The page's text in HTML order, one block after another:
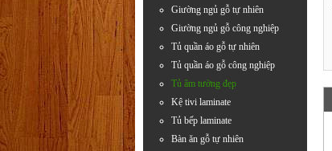
Giường ngủ gỗ tự nhiên
Giường ngủ gỗ công nghiệp
Tủ quần áo gỗ tự nhiên
Tủ quần áo gỗ công nghiệp
Tủ âm tường đẹp
Kệ tivi laminate
Tủ bếp laminate
Bàn ăn gỗ tự nhiên